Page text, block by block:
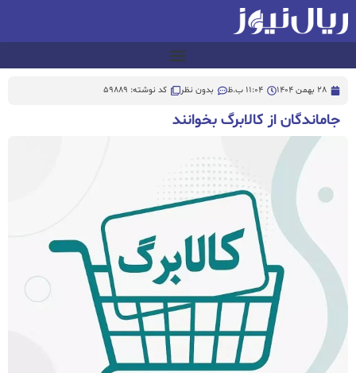
28 بهمن 1404 11:04 ب.ظ بدون نظر کد نوشته: 59889
جاماندگان از کالابرگ بخوانند